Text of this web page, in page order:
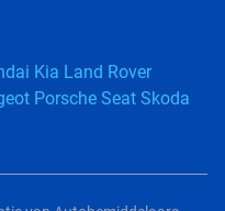
Kia Land Rover
Porsche Seat Skoda